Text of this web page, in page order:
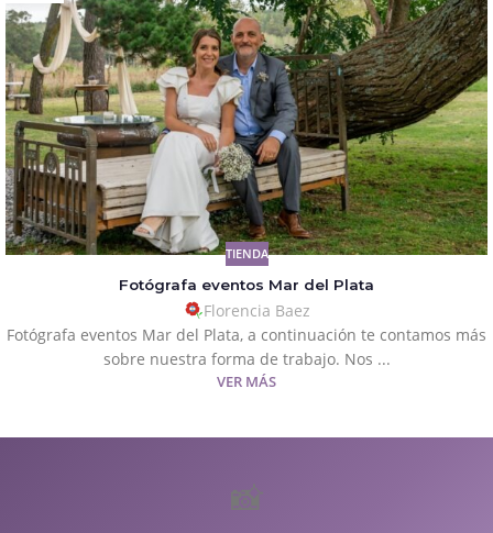
TIENDA
Fotógrafa eventos Mar del Plata
Florencia Baez
Fotógrafa eventos Mar del Plata, a continuación te contamos más
sobre nuestra forma de trabajo. Nos ...
VER MÁS
📸